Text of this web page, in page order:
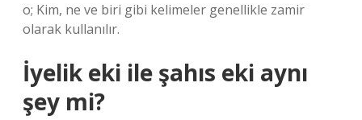
o; Kim, ne ve biri gibi kelimeler genellikle zamir
olarak kullanılır.
İyelik eki ile şahıs eki aynı
şey mi?